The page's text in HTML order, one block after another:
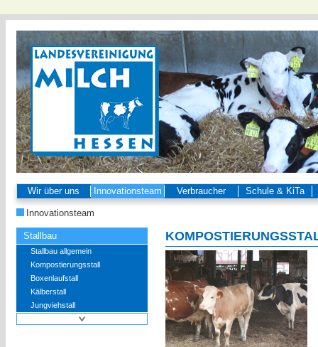
Wir über uns Innovationsteam Verbraucher Schule & KiTa
Innovationsteam
Stallbau
Stallbau allgemein
Kompostierungsstall
Boxenlaufstall
Kälberstall
Jungviehstall